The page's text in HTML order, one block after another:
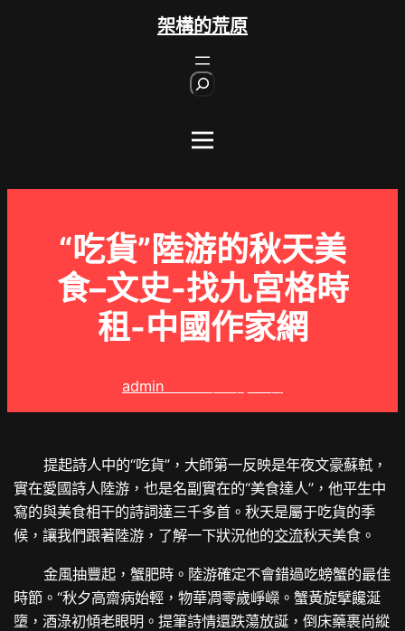
架構的荒原
“吃貨”陸游的秋天美
食–文史-找九宮格時
租-中國作家網
admin
提起詩人中的“吃貨”，大師第一反映是年夜文豪蘇軾，
實在愛國詩人陸游，也是名副實在的“美食達人”，他平生中
寫的與美食相干的詩詞達三千多首。秋天是屬于吃貨的季
候，讓我們跟著陸游，了解一下狀況他的交流秋天美食。
金風抽豐起，蟹肥時。陸游確定不會錯過吃螃蟹的最佳
時節。“秋夕高齋病始輕，物華凋零歲崢嶸。蟹黃旋擘饞涎
墮，酒淥初傾老眼明。提筆詩情還跌蕩放誕，倒床藥裹尚縱